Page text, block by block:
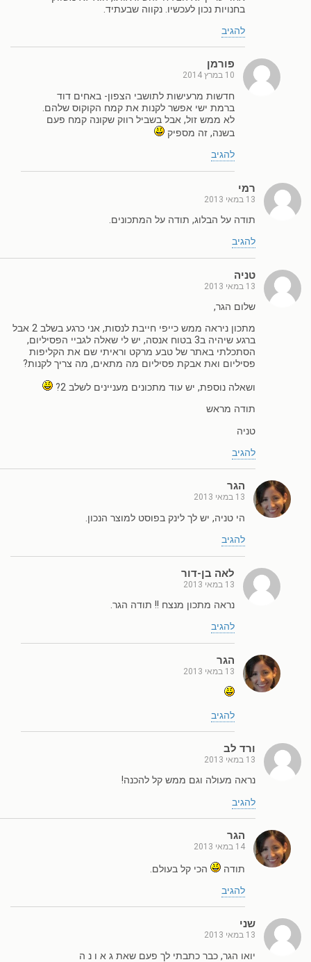
בחנויות נכון לעכשיו. נקווה שבעתיד.
להגיב
פורמן
10 במרץ 2014
חדשות מרעישות לתושבי הצפון- באחים דוד
ברמת ישי אפשר לקנות את קמח הקוקוס שלהם.
לא ממש זול, אבל בשביל רווק שקונה קמח פעם
בשנה, זה מספיק
להגיב
רמי
13 במאי 2013
תודה על הבלוג, תודה על המתכונים.
להגיב
טניה
13 במאי 2013
שלום הגר,
מתכון ניראה ממש כייפי חייבת לנסות, אני כרגע בשלב 2 אבל
ברגע שיהיה ב3 בטוח אנסה, יש לי שאלה לגביי הפסיליום,
הסתכלתי באתר של טבע מרקט וראיתי שם את הקליפות
פסיליום ואת אבקת פסיליום מה מתאים, מה צריך לקנות?
ושאלה נוספת, יש עוד מתכונים מעניינים לשלב 2?
תודה מראש
טניה
להגיב
הגר
13 במאי 2013
הי טניה, יש לך לינק בפוסט למוצר הנכון.
להגיב
לאה בן-דור
13 במאי 2013
נראה מתכון מנצח !! תודה הגר.
להגיב
הגר
13 במאי 2013
להגיב
ורד לב
13 במאי 2013
נראה מעולה וגם ממש קל להכנה!
להגיב
הגר
14 במאי 2013
תודה
הכי קל בעולם.
להגיב
שני
13 במאי 2013
יואו הגר, כבר כתבתי לך פעם שאת ג א ו נ ה